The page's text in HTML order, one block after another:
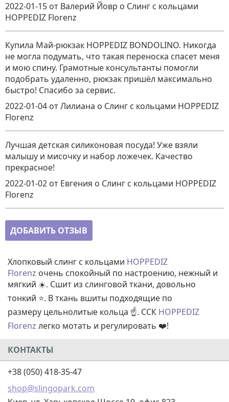
2022-01-15 от Валерий Йовр о Слинг с кольцами
HOPPEDIZ Florenz
Купила Май-рюкзак HOPPEDIZ BONDOLINO. Никогда
не могла подумать, что такая переноска спасет меня
и мою спину. Грамотные консультанты помогли
подобрать удаленно, рюкзак пришёл максимально
быстро! Спасибо за сервис.
2022-01-04 от Лилиана о Слинг с кольцами HOPPEDIZ
Florenz
Лучшая детская силиконовая посуда! Уже взяли
малышу и мисочку и набор ложечек. Качество
прекрасное!
2022-01-02 от Евгения о Слинг с кольцами HOPPEDIZ
Florenz
ДОБАВИТЬ ОТЗЫВ
Хлопковый слинг с кольцами HOPPEDIZ
Florenz очень спокойный по настроению, нежный и
мягкий ☀️. Сшит из слинговой ткани, довольно
тонкий ⭐. В ткань вшиты подходящие по
размеру цельнолитые кольца ☝️. ССК HOPPEDIZ
Florenz легко мотать и регулировать ❤️!
КОНТАКТЫ
+38 (050) 418-35-47
shop@slingopark.com